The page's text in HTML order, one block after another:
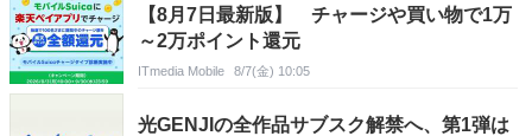
【8月7日最新版】 チャージや買い物で1万
～2万ポイント還元
ITmedia Mobile 8/7(金) 10:05
光GENJIの全作品サブスク解禁へ、第1弾は